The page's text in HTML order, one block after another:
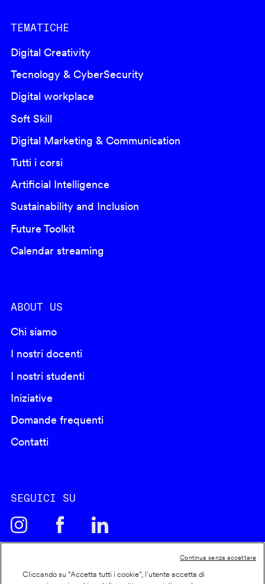
TEMATICHE
Digital Creativity
Tecnology & CyberSecurity
Digital workplace
Soft Skill
Digital Marketing & Communication
Tutti i corsi
Artificial Intelligence
Sustainability and Inclusion
Future Toolkit
Calendar streaming
ABOUT US
Chi siamo
I nostri docenti
I nostri studenti
Iniziative
Domande frequenti
Contatti
SEGUICI SU
Cliccando su “Accetta tutti i cookie”, l'utente accetta di
Continua senza accettare